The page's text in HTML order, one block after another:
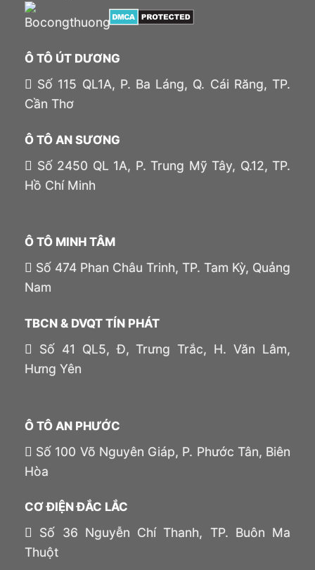
Ô TÔ ÚT DƯƠNG
Số 115 QL1A, P. Ba Láng, Q. Cái Răng, TP.
Cần Thơ
Ô TÔ AN SƯƠNG
Số 2450 QL 1A, P. Trung Mỹ Tây, Q.12, TP.
Hồ Chí Minh
Ô TÔ MINH TÂM
Số 474 Phan Châu Trinh, TP. Tam Kỳ, Quảng
Nam
TBCN & DVQT TÍN PHÁT
Số 41 QL5, Đ, Trưng Trắc, H. Văn Lâm,
Hưng Yên
Ô TÔ AN PHƯỚC
Số 100 Võ Nguyên Giáp, P. Phước Tân, Biên
Hòa
CƠ ĐIỆN ĐẮC LẮC
Số 36 Nguyễn Chí Thanh, TP. Buôn Ma
Thuột